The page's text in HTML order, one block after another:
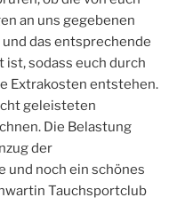
an uns gegebenen
das entsprechende
ist, sodass euch durch
Extrakosten entstehen.
geleisteten
Die Belastung
der
und noch ein schönes
Tauchsportclub